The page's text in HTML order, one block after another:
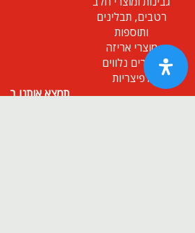
רטבים, תבלינים
ותוספות
מוצרי אריזה
מוצרים נלווים
לפיצריות
תמצא אותנו ב